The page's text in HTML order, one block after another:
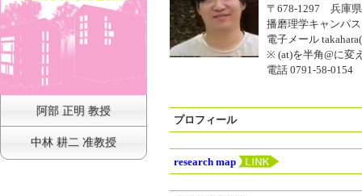
阿部 正明 教授
中林 耕二 准教授
〒678-1297 兵庫
播磨理学キャンパ
電子メール
※ (at)を半角@に変
電話 0791-58-0154
プロフィール
research map